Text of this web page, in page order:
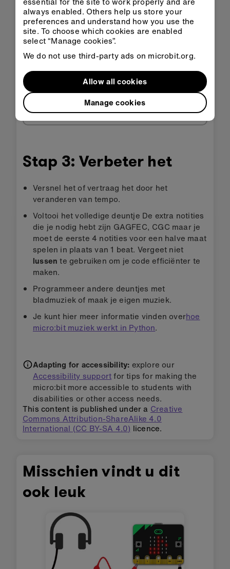
Openen in
KlasLokaal MakeCode
HEX downloaden
Stap 3: Verbeter het
Versnel het of vertraag het door het
veranderen van tempo.
Voltooi het volledige deuntje De extra notities
die je nodig hebt zijn GAGFEC, CGC maar je
moet de eerste 4 notities voor een halve maat
spelen in plaats van 1 beat. Vergeet niet
lussen te gebruiken om je code efficiënter te
maken.
Programmeer andere deuntjes met
bladmuziek of maak je eigen muziek.
Je kunt hier meer informatie vinden overhoe
micro:bit muziek werkt in Python.
Adapting for accessibility: explore our
Accessibility supportfor tips for making the
micro:bit more accessible to students with
disabilities or other access needs.
This content is published under a Creative
Commons Attribution-ShareAlike 4.0
International (CC BY-SA 4.0) licence.
Misschien vindt u dit
ook leuk
always enabled. Others help us store your
preferences and understand how you use the
site. To choose which cookies are enabled
select “Manage cookies”.
We do not use third-party ads on microbit.org.
Manage cookies
Allow all cookies